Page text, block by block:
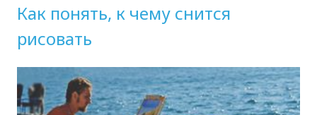
Как понять, к чему снится
рисовать